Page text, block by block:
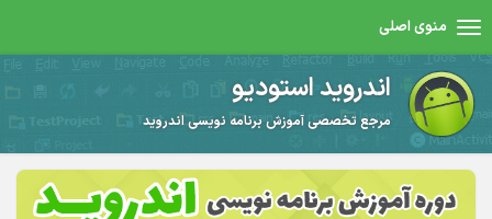
منوی اصلی
اندروید استودیو
مرجع تخصصی آموزش برنامه نویسی اندروید